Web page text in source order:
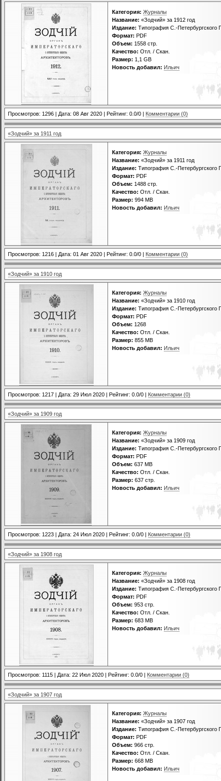
Категория: Журналы
Название: «Зодчий» за 1912 год
Издание: Типография С.-Петербургского
Формат: PDF
Объем: 1558 стр.
Качество: Отл. / Скан.
Размер: 1,1 GB
Новость добавил: Ильич
Просмотров: 1296 | Дата: 08 Авг 2020 | Рейтинг: 0.0/0 | Комментарии (0)
«Зодчий» за 1911 год
Категория: Журналы
Название: «Зодчий» за 1911 год
Издание: Типография С.-Петербургского
Формат: PDF
Объем: 1488 стр.
Качество: Отл. / Скан.
Размер: 994 МВ
Новость добавил: Ильич
Просмотров: 1216 | Дата: 01 Авг 2020 | Рейтинг: 0.0/0 | Комментарии (0)
«Зодчий» за 1910 год
Категория: Журналы
Название: «Зодчий» за 1910 год
Издание: Типография С.-Петербургского
Формат: PDF
Объем: 1268
Качество: Отл. / Скан.
Размер: 855 МВ
Новость добавил: Ильич
Просмотров: 1217 | Дата: 29 Июл 2020 | Рейтинг: 0.0/0 | Комментарии (0)
«Зодчий» за 1909 год
Категория: Журналы
Название: «Зодчий» за 1909 год
Издание: Типография С.-Петербургского
Формат: PDF
Объем: 637 МВ
Качество: Отл. / Скан.
Размер: 637 стр.
Новость добавил: Ильич
Просмотров: 1223 | Дата: 24 Июл 2020 | Рейтинг: 0.0/0 | Комментарии (0)
«Зодчий» за 1908 год
Категория: Журналы
Название: «Зодчий» за 1908 год
Издание: Типография С.-Петербургского
Формат: PDF
Объем: 953 стр.
Качество: Отл. / Скан.
Размер: 683 МВ
Новость добавил: Ильич
Просмотров: 1115 | Дата: 22 Июл 2020 | Рейтинг: 0.0/0 | Комментарии (0)
«Зодчий» за 1907 год
Категория: Журналы
Название: «Зодчий» за 1907 год
Издание: Типография С.-Петербургского
Формат: PDF
Объем: 966 стр.
Качество: Отл. / Скан.
Размер: 668 МВ
Новость добавил: Ильич